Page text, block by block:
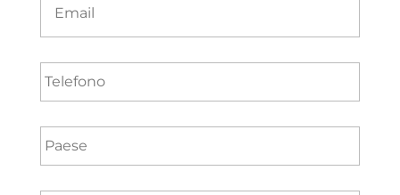
Telefono
Paese *
Città *